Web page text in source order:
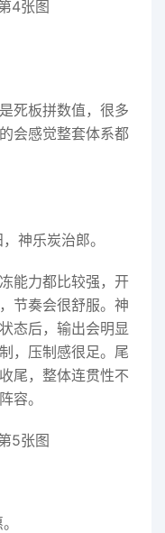
死板拼数值，很多
会感觉整套体系都
神乐炭治郎。
能力都比较强，开
节奏会很舒服。神
态后，输出会明显
，压制感很足。尾
尾，整体连贯性不
容。